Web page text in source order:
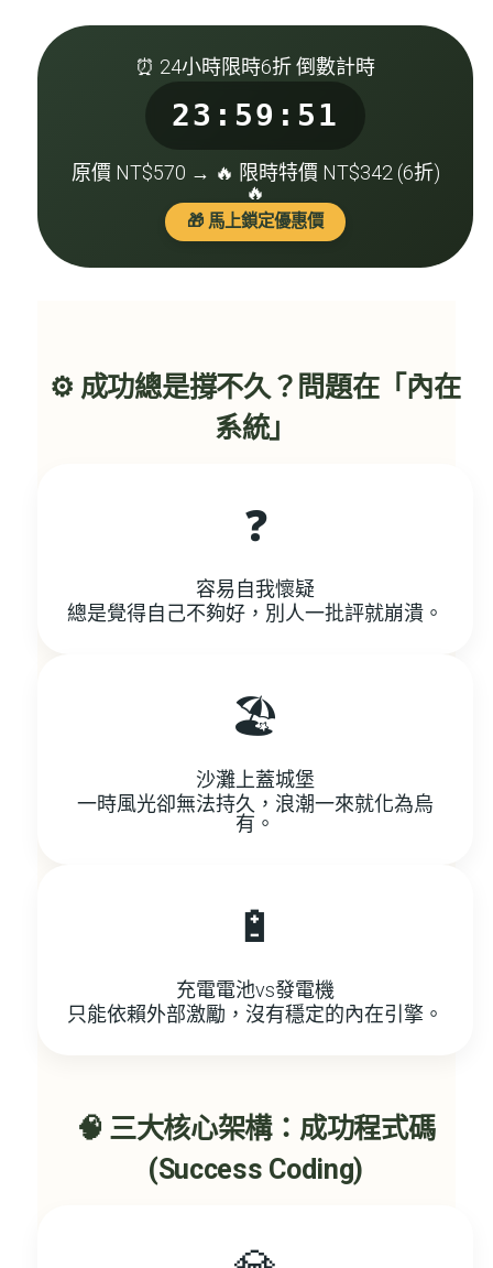
⏰ 24小時限時6折 倒數計時
23:59:50
原價 NT$570 → 🔥 限時特價 NT$342 (6折)
🔥
🎁 馬上鎖定優惠價
⚙️ 成功總是撐不久？問題在「內在
系統」
❓
容易自我懷疑
總是覺得自己不夠好，別人一批評就崩潰。
🏖️
沙灘上蓋城堡
一時風光卻無法持久，浪潮一來就化為烏
有。
🔋
充電電池vs發電機
只能依賴外部激勵，沒有穩定的內在引擎。
🧠 三大核心架構：成功程式碼
(Success Coding)